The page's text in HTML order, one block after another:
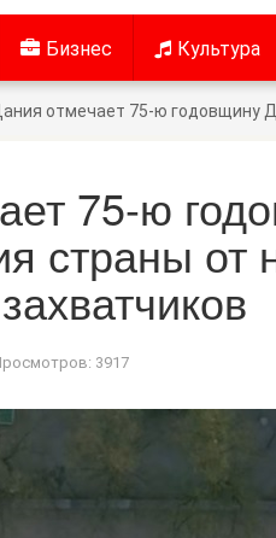
Бизнес Культура
отмечает 75-ю годовщину
75-ю
страны от
3917